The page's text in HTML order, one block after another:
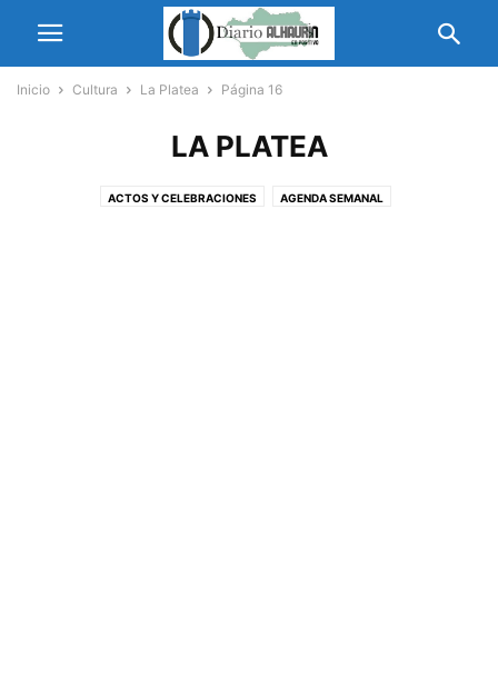
Inicio Cultura La Platea Página 16
LA PLATEA
ACTOS Y CELEBRACIONES AGENDA SEMANAL